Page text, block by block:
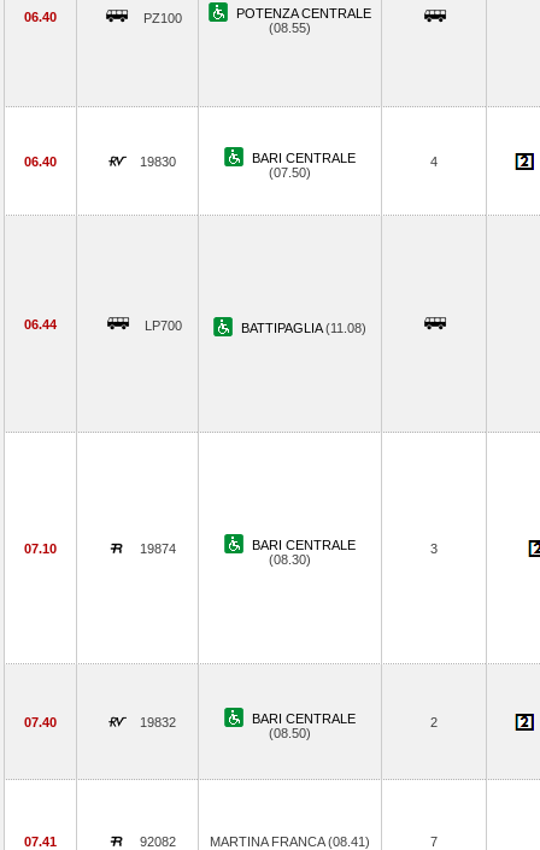
06.40 PZ100
POTENZA CENTRALE
(08.55)
06.40 19830
BARI CENTRALE
(07.50)
4
06.44 LP700 BATTIPAGLIA(11.08)
07.10 19874
BARI CENTRALE
(08.30)
3
07.40 19832
BARI CENTRALE
(08.50)
2
07.41 92082 MARTINA FRANCA (08.41) 7